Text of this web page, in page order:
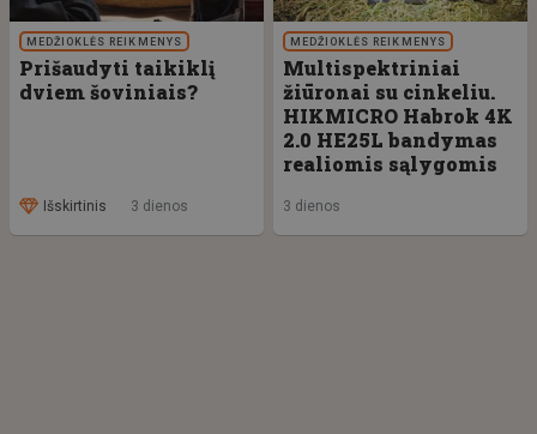
MEDŽIOKLĖS REIKMENYS
Prišaudyti taikiklį
dviem šoviniais?
Išskirtinis 3 dienos
MEDŽIOKLĖS REIKMENYS
Multispektriniai
žiūronai su cinkeliu.
HIKMICRO Habrok 4K
2.0 HE25L bandymas
realiomis sąlygomis
3 dienos